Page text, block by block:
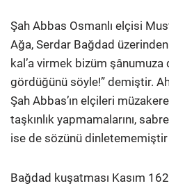
Şah Abbas Osmanlı elçisi
Ağa, Serdar Bağdad
kal’a virmek bizüm şânumuza
gördüğünü söyle!” demiştir.
Şah Abbas’ın elçileri
taşkınlık yapmamalarını,
ise de sözünü dinletememiştir
Bağdad kuşatması Kasım